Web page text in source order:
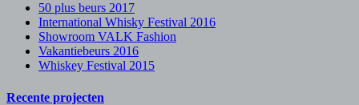
50 plus beurs 2017
International Whisky Festival 2016
Showroom VALK Fashion
Vakantiebeurs 2016
Whiskey Festival 2015
Recente projecten